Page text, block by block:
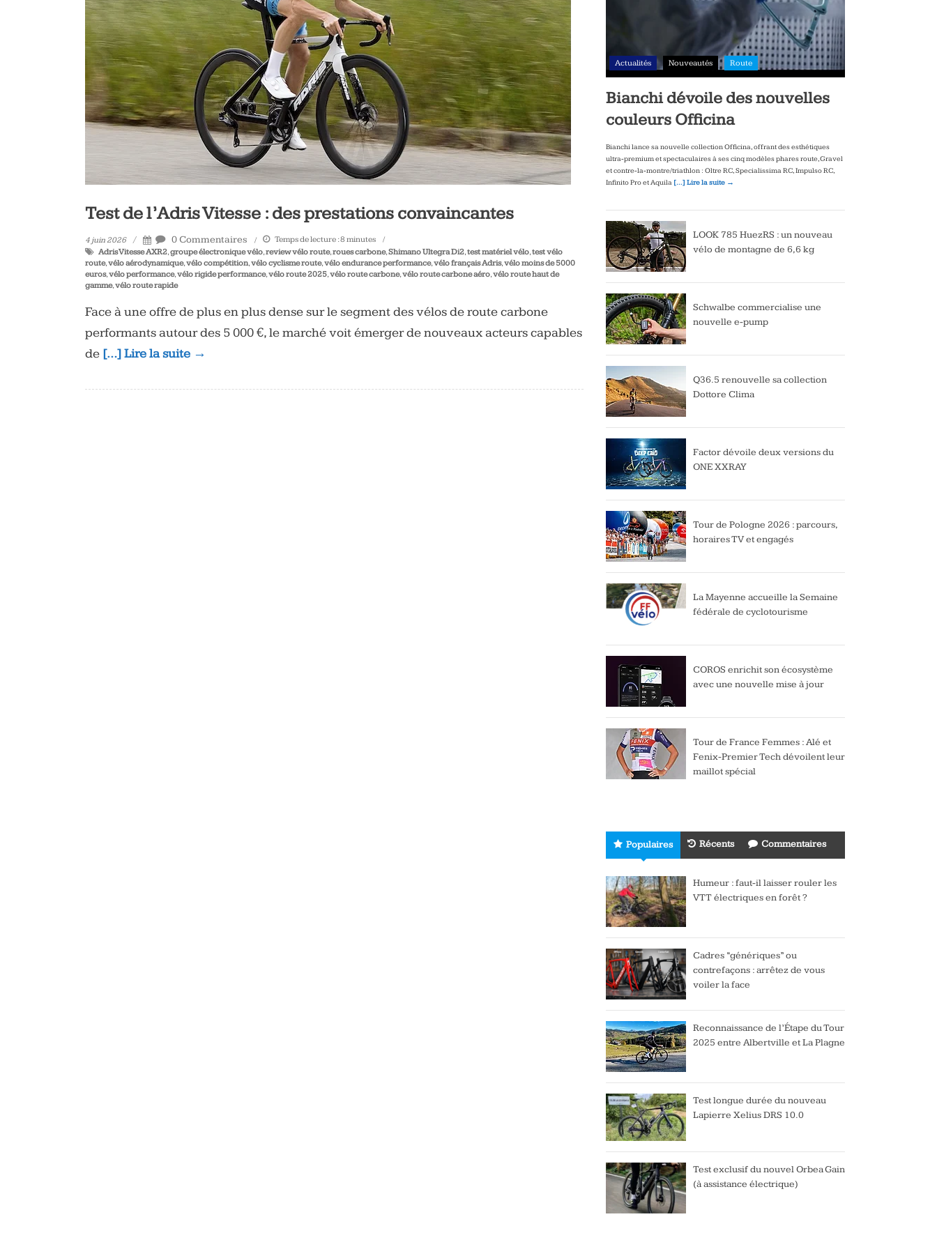
vélo
et
triathlon
Test de l’Adris Vitesse : des prestations convaincantes
4 juin 2026 0 Commentaires Temps de lecture :8 minutes
Adris Vitesse AXR2,groupe électronique vélo,review vélo route,roues carbone,Shimano Ultegra Di2,test matériel vélo,test vélo
route,vélo aérodynamique,vélo compétition,vélo cyclisme route,vélo endurance performance,vélo français Adris,vélo moins de 5000
euros,vélo performance,vélo rigide performance,vélo route 2025,vélo route carbone,vélo route carbone aéro,vélo route haut de
gamme,vélo route rapide
Face à une offre de plus en plus dense sur le segment des vélos de route carbone
performants autour des 5 000 €, le marché voit émerger de nouveaux acteurs capables
de […] Lire la suite →
Actualités Nouveautés Route
Bianchi dévoile des nouvelles
couleurs Officina
Bianchi lance sa nouvelle collection Officina, offrant des esthétiques
ultra‑premium et spectaculaires à ses cinq modèles phares route, Gravel
et contre‑la‑montre/triathlon : Oltre RC, Specialissima RC, Impulso RC,
Infinito Pro et Aquila […] Lire la suite →
LOOK 785 HuezRS : un nouveau
vélo de montagne de 6,6 kg
Schwalbe commercialise une
nouvelle e-pump
Q36.5 renouvelle sa collection
Dottore Clima
Factor dévoile deux versions du
ONE XXRAY
Tour de Pologne 2026 : parcours,
horaires TV et engagés
La Mayenne accueille la Semaine
fédérale de cyclotourisme
COROS enrichit son écosystème
avec une nouvelle mise à jour
Tour de France Femmes : Alé et
Fenix-Premier Tech dévoilent leur
maillot spécial
Populaires Récents Commentaires
Humeur : faut-il laisser rouler les
VTT électriques en forêt ?
Cadres “génériques” ou
contrefaçons : arrêtez de vous
voiler la face
Reconnaissance de l’Étape du Tour
2025 entre Albertville et La Plagne
Test longue durée du nouveau
Lapierre Xelius DRS 10.0
Test exclusif du nouvel Orbea Gain
(à assistance électrique)